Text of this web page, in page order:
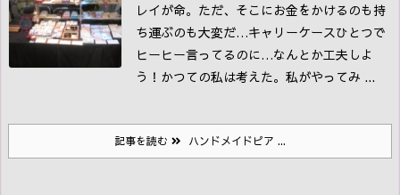
レイが命。ただ、そこにお金をかけるのも持
ち運ぶのも大変だ…キャリーケースひとつで
ヒーヒー言ってるのに…なんとか工夫しよ
う！かつての私は考えた。私がやってみ ...
記事を読む ハンドメイドピア ...